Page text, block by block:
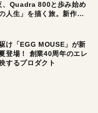
、Quadra 800と歩み始め
人生」を描く旅。新作
想い
け「EGG MOUSE」が新
登場！ 創業40周年のエレ
するプロダクト